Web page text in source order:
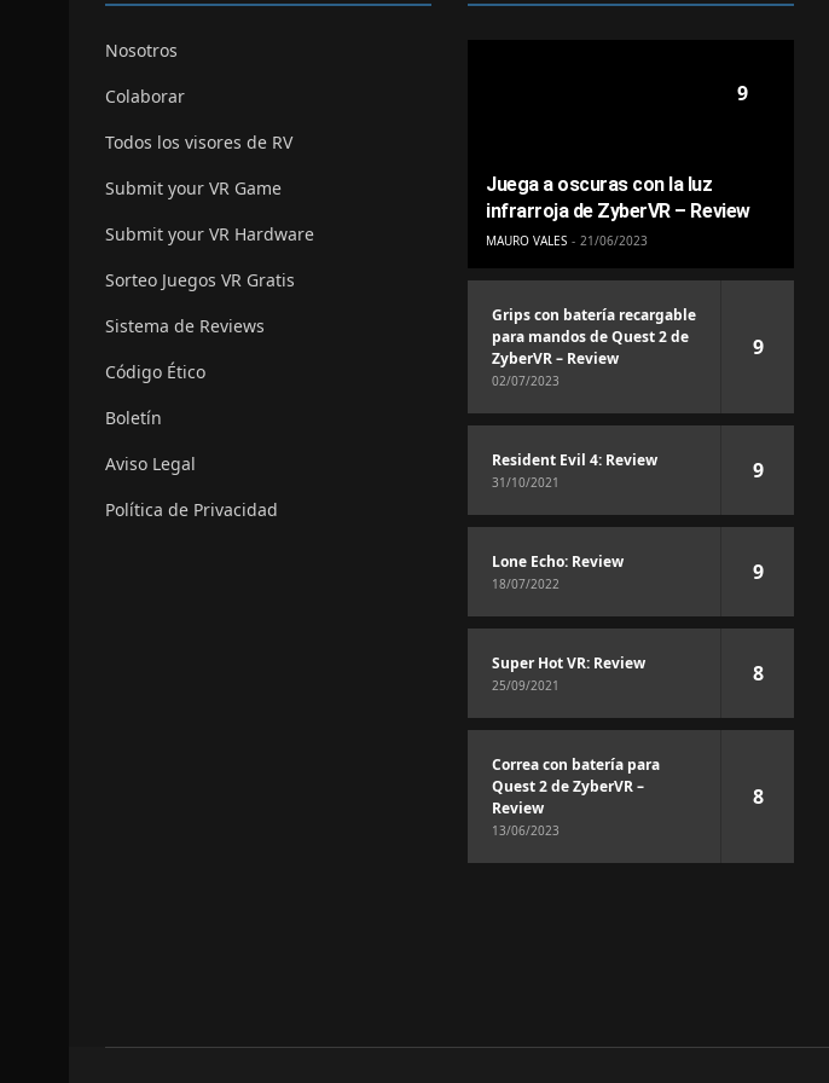
Nosotros
Colaborar
Todos los visores de RV
Submit your VR Game
Submit your VR Hardware
Sorteo Juegos VR Gratis
Sistema de Reviews
Código Ético
Boletín
Aviso Legal
Política de Privacidad
9
Juega a oscuras con la luz
infrarroja de ZyberVR – Review
MAURO VALES 21/06/2023
Grips con batería recargable
para mandos de Quest 2 de
ZyberVR – Review
02/07/2023
9
Resident Evil 4: Review
31/10/2021 9
Lone Echo: Review
18/07/2022 9
Super Hot VR: Review
25/09/2021 8
Correa con batería para
Quest 2 de ZyberVR –
Review
13/06/2023
8